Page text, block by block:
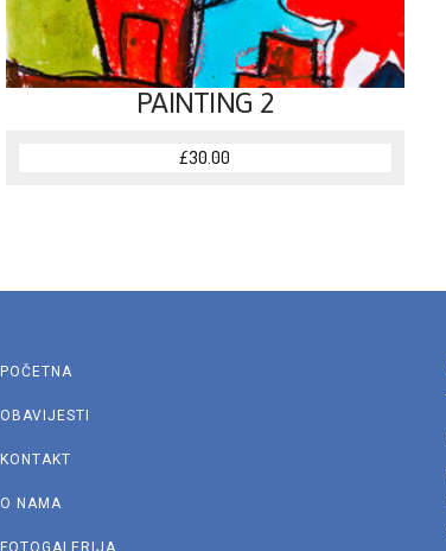
PAINTING 2
£30.00
POČETNA
OBAVIJESTI
KONTAKT
O NAMA
FOTOGALERIJA